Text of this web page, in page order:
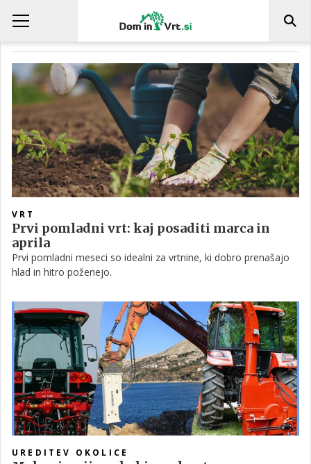
VRTIČKANJE
VRT
Prvi pomladni vrt: kaj posaditi marca in
aprila
Prvi pomladni meseci so idealni za vrtnine, ki dobro prenašajo
hlad in hitro poženejo.
UREDITEV OKOLICE